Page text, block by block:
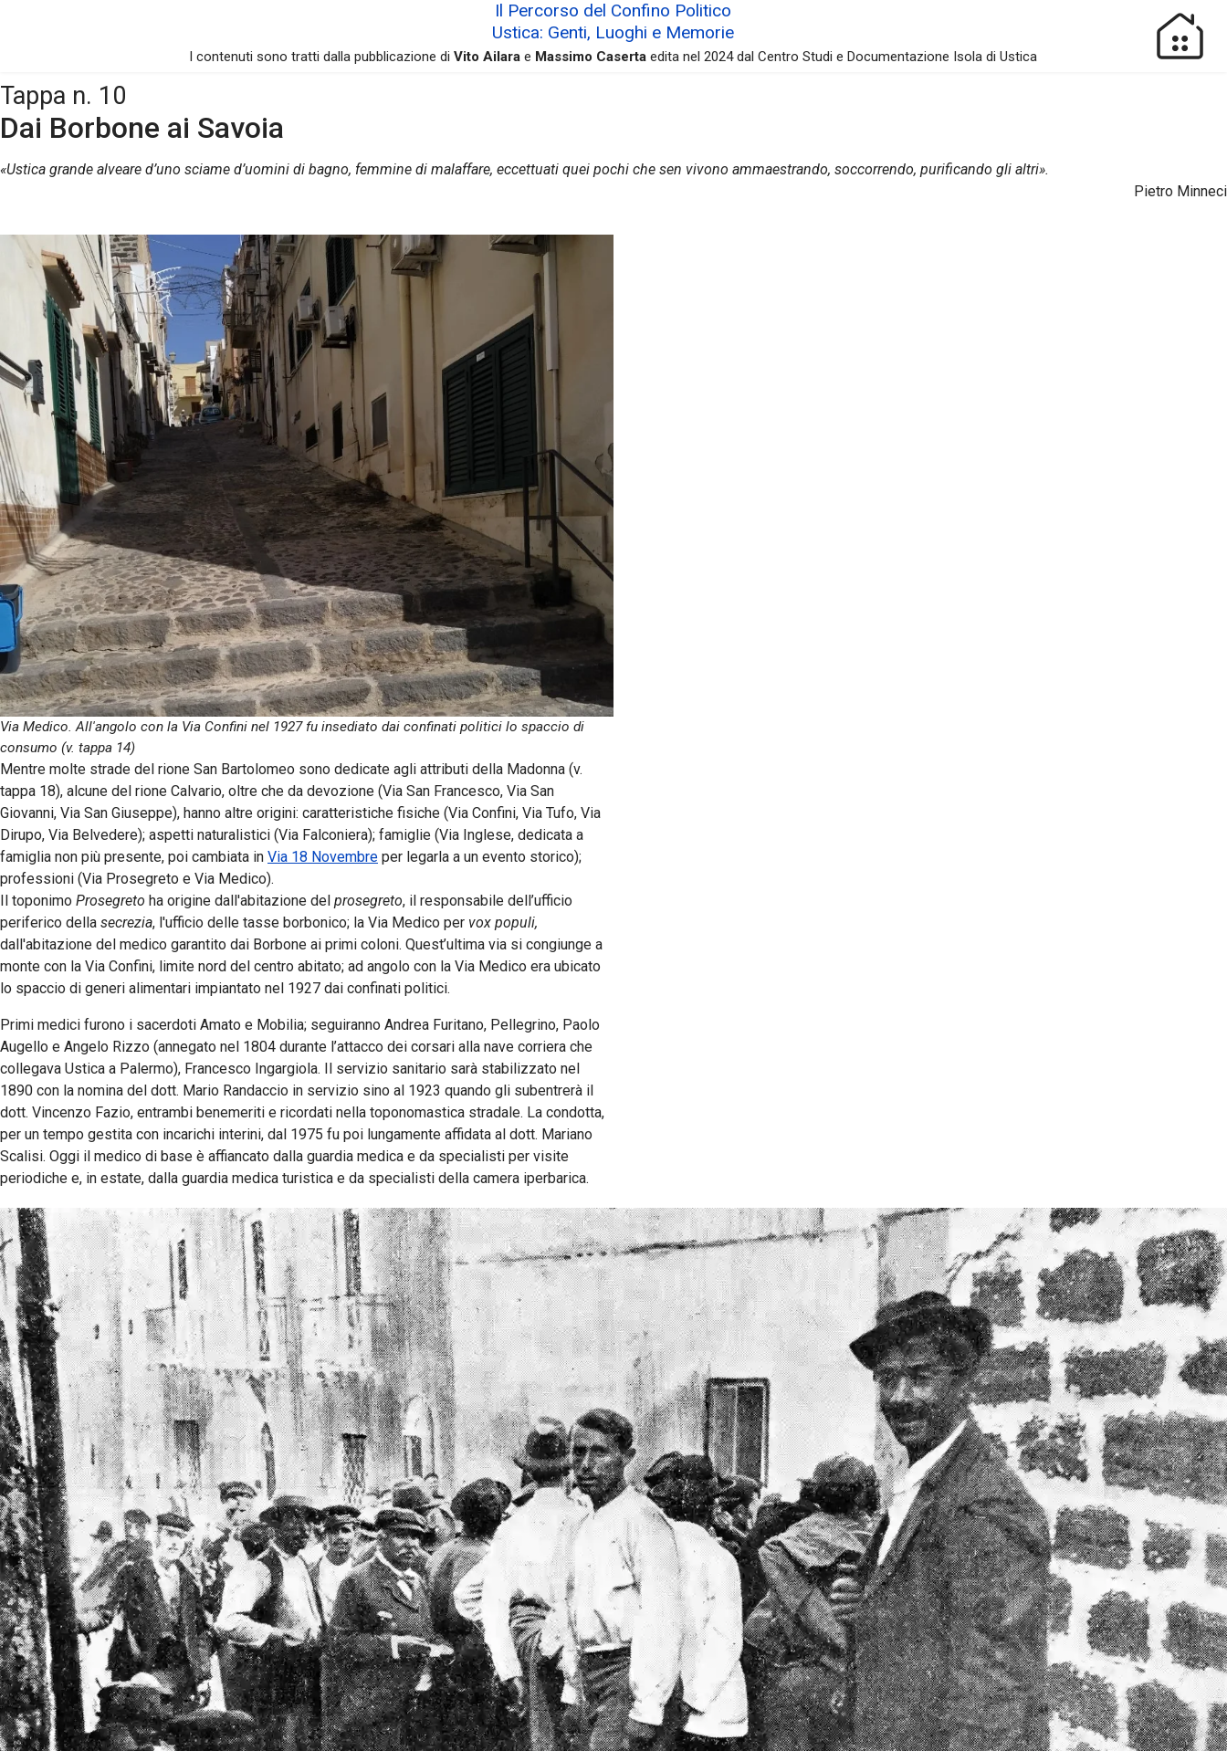
Il Percorso del Confino Politico
Ustica: Genti, Luoghi e Memorie
I contenuti sono tratti dalla pubblicazione diVito Ailara e Massimo Caserta edita nel 2024 dal Centro Studi e Documentazione Isola di Ustica
Tappa n. 10
Dai Borbone ai Savoia
«Ustica grande alveare d’uno sciame d’uomini di bagno, femmine di malaffare, eccettuati quei pochi che sen vivono ammaestrando, soccorrendo, purificando gli altri».
Pietro Minneci
Via Medico. All'angolo con la Via Confini nel 1927 fu insediato dai confinati politici lo spaccio di
consumo (v. tappa 14)
Mentre molte strade del rione San Bartolomeo sono dedicate agli attributi della Madonna (v.
tappa 18), alcune del rione Calvario, oltre che da devozione (Via San Francesco, Via San
Giovanni, Via San Giuseppe), hanno altre origini: caratteristiche fisiche (Via Confini, Via Tufo, Via
Dirupo, Via Belvedere); aspetti naturalistici (Via Falconiera); famiglie (Via Inglese, dedicata a
famiglia non più presente, poi cambiata in Via 18 Novembre per legarla a un evento storico);
professioni (Via Prosegreto e Via Medico).
Il toponimo Prosegreto ha origine dall'abitazione del prosegreto, il responsabile dell’ufficio
periferico della secrezia, l'ufficio delle tasse borbonico; la Via Medico per vox populi,
dall'abitazione del medico garantito dai Borbone ai primi coloni. Quest’ultima via si congiunge a
monte con la Via Confini, limite nord del centro abitato; ad angolo con la Via Medico era ubicato
lo spaccio di generi alimentari impiantato nel 1927 dai confinati politici.
Primi medici furono i sacerdoti Amato e Mobilia; seguiranno Andrea Furitano, Pellegrino, Paolo
Augello e Angelo Rizzo (annegato nel 1804 durante l’attacco dei corsari alla nave corriera che
collegava Ustica a Palermo), Francesco Ingargiola. Il servizio sanitario sarà stabilizzato nel
1890 con la nomina del dott. Mario Randaccio in servizio sino al 1923 quando gli subentrerà il
dott. Vincenzo Fazio, entrambi benemeriti e ricordati nella toponomastica stradale. La condotta,
per un tempo gestita con incarichi interini, dal 1975 fu poi lungamente affidata al dott. Mariano
Scalisi. Oggi il medico di base è affiancato dalla guardia medica e da specialisti per visite
periodiche e, in estate, dalla guardia medica turistica e da specialisti della camera iperbarica.